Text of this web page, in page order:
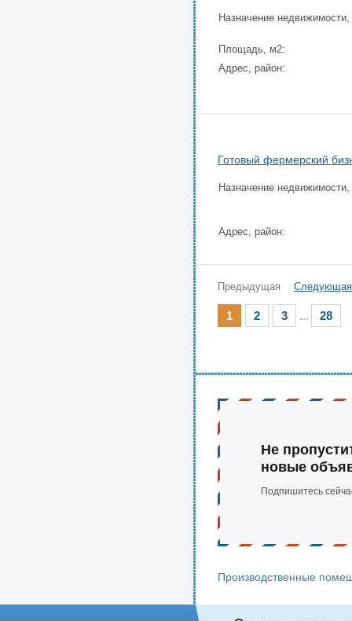
Назначение
Площадь, м2:
Адрес, район:
Готовый фермерский
Назначение
Адрес, район:
Предыдущая Следующая
1 2 3 ... 28
Не
новые
Подпишитесь
Производственные